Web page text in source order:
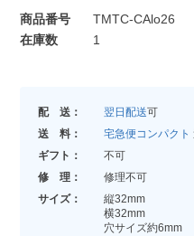
商品番号
TMTC-CAlo26
在庫数
1
配 送： 翌日配送可
送 料：
宅急便コンパクト
ギフト：
不可
修 理：
修理不可
サイズ：
縦32mm
横32mm
穴サイズ約6mm